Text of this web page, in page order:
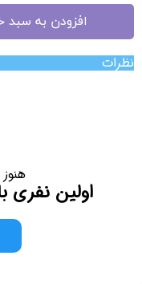
افزودن به سبد
نظرات
اولین نفری